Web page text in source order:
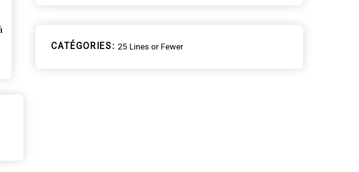
CATÉGORIES 25 Lines or Fewer